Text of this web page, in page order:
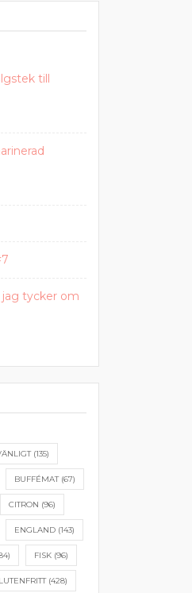
till
jag tycker om
(135)
BUFFÉMAT(67)
CITRON (96)
ENGLAND(143)
FISK (96)
(428)